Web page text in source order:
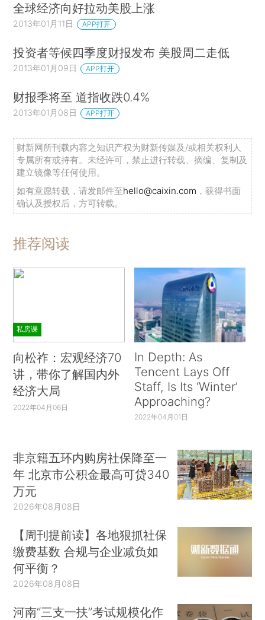
全球经济向好拉动美股上涨
2013年01月11日 APP打开
投资者等候四季度财报发布 美股周二走低
2013年01月09日 APP打开
财报季将至 道指收跌0.4%
2013年01月08日 APP打开
财新网所刊载内容之知识产权为财新传媒及/或相关权利人
专属所有或持有。未经许可，禁止进行转载、摘编、复制及
建立镜像等任何使用。
如有意愿转载，请发邮件至hello@caixin.com ，获得书面
确认及授权后，方可转载。
推荐阅读
私房课
向松祚：宏观经济70
讲，带你了解国内外
经济大局
2022年04月06日
In Depth: As
Tencent Lays Off
Staff, Is Its ‘Winter’
Approaching?
2022年04月01日
非京籍五环内购房社保降至一
年 北京市公积金最高可贷340
万元
2026年08月08日
【周刊提前读】各地狠抓社保
缴费基数 合规与企业减负如
何平衡？
2026年08月08日
河南“三支一扶”考试规模化作